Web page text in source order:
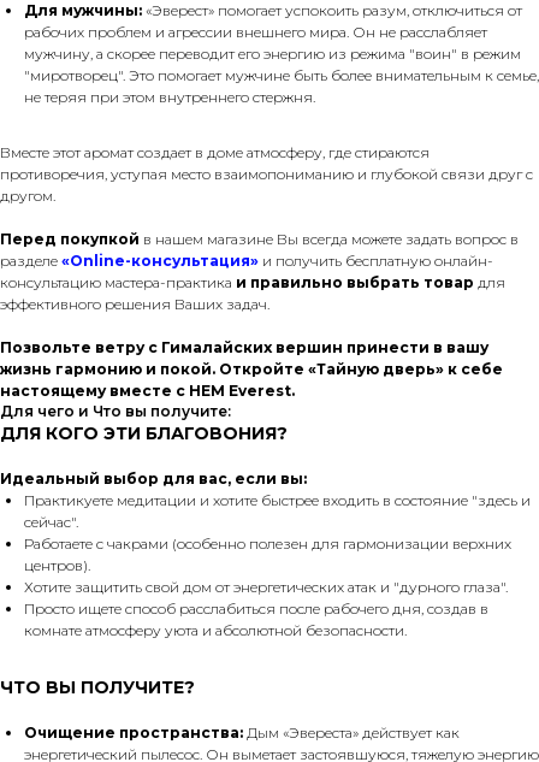
Для мужчины: «Эверест» помогает успокоить разум, отключиться от
рабочих проблем и агрессии внешнего мира. Он не расслабляет
мужчину, а скорее переводит его энергию из режима "воин" в режим
"миротворец". Это помогает мужчине быть более внимательным к семье,
не теряя при этом внутреннего стержня.
Вместе этот аромат создает в доме атмосферу, где стираются
противоречия, уступая место взаимопониманию и глубокой связи друг с
другом.
Перед покупкой в нашем магазине Вы всегда можете задать вопрос в
разделе «Online-консультация» и получить бесплатную онлайн-
консультацию мастера-практика и правильно выбрать товар для
эффективного решения Ваших задач.
Позвольте ветру с Гималайских вершин принести в вашу
жизнь гармонию и покой. Откройте «Тайную дверь» к себе
настоящему вместе с HEM Everest.
Для чего и Что вы получите:
ДЛЯ КОГО ЭТИ БЛАГОВОНИЯ?
Идеальный выбор для вас, если вы:
Практикуете медитации и хотите быстрее входить в состояние "здесь и
сейчас".
Работаете с чакрами (особенно полезен для гармонизации верхних
центров).
Хотите защитить свой дом от энергетических атак и "дурного глаза".
Просто ищете способ расслабиться после рабочего дня, создав в
комнате атмосферу уюта и абсолютной безопасности.
ЧТО ВЫ ПОЛУЧИТЕ?
Очищение пространства: Дым «Эвереста» действует как
энергетический пылесос. Он выметает застоявшуюся, тяжелую энергию